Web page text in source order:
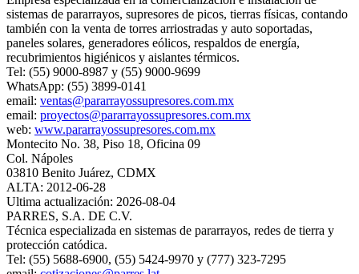
sistemas de pararrayos, supresores de picos, tierras físicas, contando
también con la venta de torres arriostradas y auto soportadas,
paneles solares, generadores eólicos, respaldos de energía,
recubrimientos higiénicos y aislantes térmicos.
Tel: (55) 9000-8987 y (55) 9000-9699
WhatsApp: (55) 3899-0141
email: ventas@pararrayossupresores.com.mx
email: proyectos@pararrayossupresores.com.mx
web: www.pararrayossupresores.com.mx
Montecito No. 38, Piso 18, Oficina 09
Col. Nápoles
03810 Benito Juárez, CDMX
ALTA: 2012-06-28
Ultima actualización: 2026-08-04
PARRES, S.A. DE C.V.
Técnica especializada en sistemas de pararrayos, redes de tierra y
protección catódica.
Tel: (55) 5688-6900, (55) 5424-9970 y (777) 323-7295